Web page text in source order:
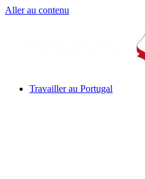
Aller au contenu
Travailler au Portugal